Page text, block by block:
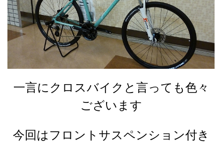
一言にクロスバイクと言っても色々
ございます
今回はフロントサスペンション付き